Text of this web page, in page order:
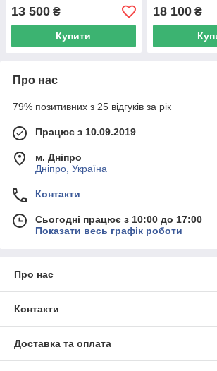
13 500 ₴
Купити
18 100₴
Про нас
79% позитивних з 25 відгуків за рік
Працює з 10.09.2019
м. Дніпро
Дніпро, Україна
Контакти
Сьогодні працює з 10:00 до 17:00
Показати весь графік роботи
Про нас
Контакти
Доставка та оплата